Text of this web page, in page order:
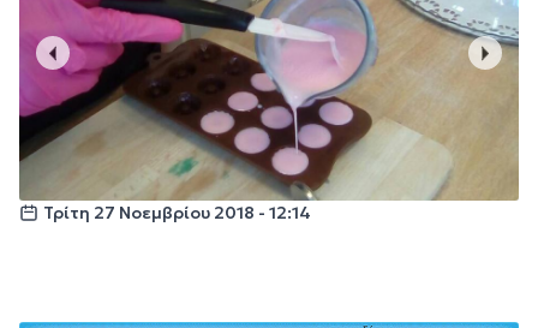
Τρίτη 27 Νοεμβρίου 2018 - 12:14